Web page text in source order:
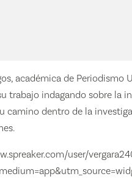
académica de Periodismo
trabajo indagando sobre la
camino dentro de la
user/